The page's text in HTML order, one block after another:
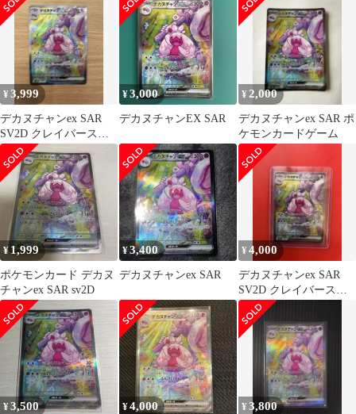
バース…
¥3,999
デカヌチャンex SAR
SV2D クレイバースト
093/071
¥3,000
デカヌチャンEX SAR
¥ 2,000
デカヌチャンex SAR ポ
ケモンカードゲーム
¥ 1,999
ポケモンカード デカヌ
チャンex SAR sv2D
¥3,400
デカヌチャンex SAR
¥4,000
デカヌチャンex SAR
SV2D クレイバースト
093/071
¥3,500 ¥4,000 ¥3,800